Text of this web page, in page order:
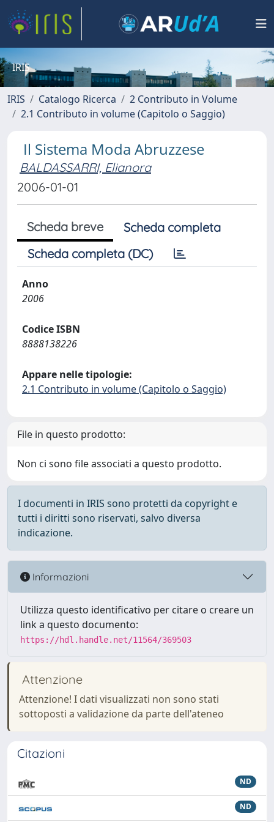
IRIS
IRIS Catalogo Ricerca
2 Contributo in Volume
2.1 Contributo in volume (Capitolo o Saggio)
Il Sistema Moda Abruzzese
BALDASSARRI, Elianora
2006-01-01
Scheda breve
Scheda completa
Scheda completa (DC)
Anno
2006
Codice ISBN
8888138226
Appare nelle tipologie:
2.1 Contributo in volume (Capitolo o Saggio)
File in questo prodotto:
Non ci sono file associati a questo prodotto.
I documenti in IRIS sono protetti da copyright e
tutti i diritti sono riservati, salvo diversa
indicazione.
Informazioni
Utilizza questo identificativo per citare o creare un
link a questo documento:
https://hdl.handle.net/11564/369503
Attenzione
Attenzione! I dati visualizzati non sono stati
sottoposti a validazione da parte dell'ateneo
Citazioni
ND
ND